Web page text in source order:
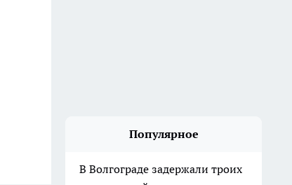
Популярное